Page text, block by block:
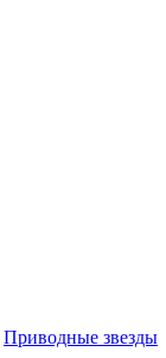
Приводные звезды